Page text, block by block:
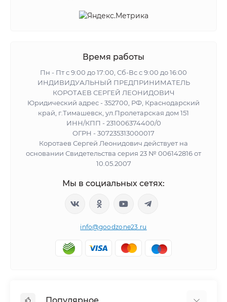
Время работы
Пн - Пт с 9:00 до 17:00, Сб-Вс с 9:00 до 16:00
ИНДИВИДУАЛЬНЫЙ ПРЕДПРИНИМАТЕЛЬ
КОРОТАЕВ СЕРГЕЙ ЛЕОНИДОВИЧ
Юридический адрес - 352700, РФ, Краснодарский
край, г.Тимашевск, ул.Пролетарская дом 151
ИНН/КПП - 231006374400/0
ОГРН - 307235313000017
Коротаев Сергей Леонидович действует на
основании Свидетельства серия 23 № 006142816 от
10.05.2007
Мы в социальных сетях:
info@goodzone23.ru